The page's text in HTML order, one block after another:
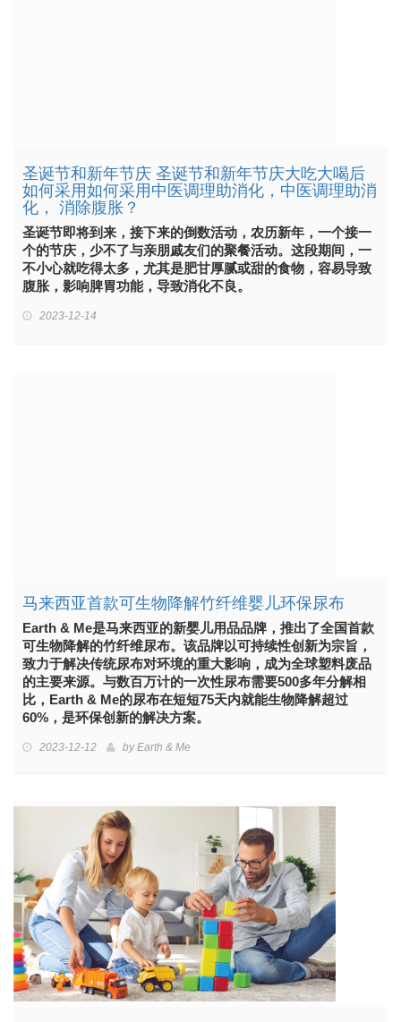
圣诞节和新年节庆 圣诞节和新年节庆大吃大喝后
如何采用如何采用中医调理助消化，中医调理助消
化， 消除腹胀？
圣诞节即将到来，接下来的倒数活动，农历新年，一个接一
个的节庆，少不了与亲朋戚友们的聚餐活动。这段期间，一
不小心就吃得太多，尤其是肥甘厚腻或甜的食物，容易导致
腹胀，影响脾胃功能，导致消化不良。
2023-12-14
马来西亚首款可生物降解竹纤维婴儿环保尿布
Earth & Me是马来西亚的新婴儿用品品牌，推出了全国首款
可生物降解的竹纤维尿布。该品牌以可持续性创新为宗旨，
致力于解决传统尿布对环境的重大影响，成为全球塑料废品
的主要来源。与数百万计的一次性尿布需要500多年分解相
比，Earth & Me的尿布在短短75天内就能生物降解超过
60%，是环保创新的解决方案。
2023-12-12 byEarth & Me